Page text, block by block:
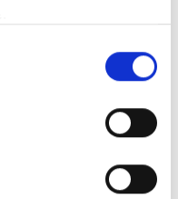
metrov
(odtlačky
. Súhlas